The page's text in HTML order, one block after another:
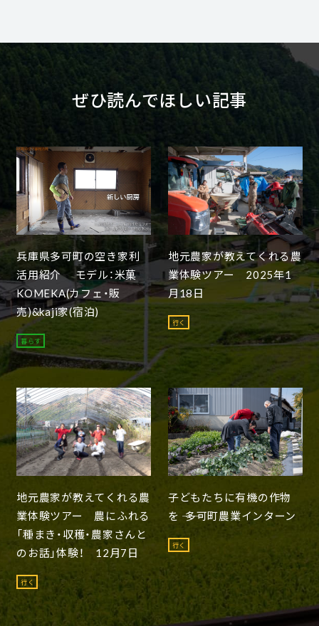
ぜひ読んでほしい記事
兵庫県多可町の空き家利
活用紹介 モデル：米菓
KOMEKA(カフェ・販
売)&kaji家(宿泊)
暮らす
地元農家が教えてくれる農
業体験ツアー 2025年1
月18日
行く
地元農家が教えてくれる農
業体験ツアー 農にふれる
「種まき・収穫・農家さんと
のお話」体験！ 12月7日
行く
子どもたちに有機の作物
を ―― 多可町農業インターン
行く